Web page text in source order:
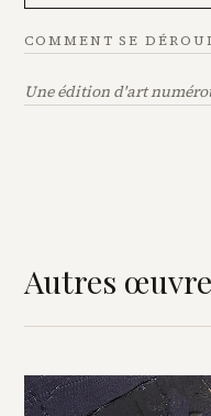
COMMENT SE
Une édition d'art
Autres